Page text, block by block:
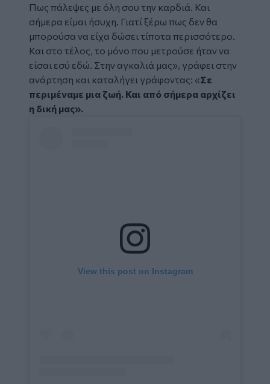
Πως πάλεψες με όλη σου την καρδιά. Και
σήμερα είμαι ήσυχη. Γιατί ξέρω πως δεν θα
μπορούσα να είχα δώσει τίποτα περισσότερο.
Και στο τέλος, το μόνο που μετρούσε ήταν να
είσαι εσύ εδώ. Στην αγκαλιά μας», γράφει στην
ανάρτηση και καταλήγει γράφοντας: «Σε
περιμέναμε μια ζωή. Και από σήμερα αρχίζει
η δική μας».
View this post on Instagram